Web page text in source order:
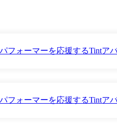
フォーマーを応援するTintア
フォーマーを応援するTintア